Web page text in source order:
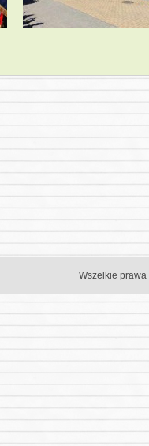
Wszelkie prawa